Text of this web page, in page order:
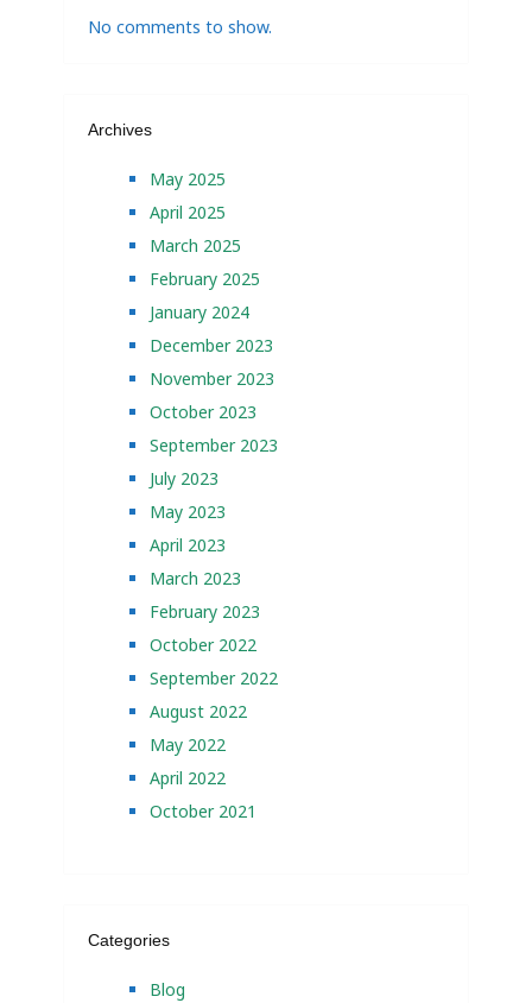
No comments to show.
Archives
May 2025
April 2025
March 2025
February 2025
January 2024
December 2023
November 2023
October 2023
September 2023
July 2023
May 2023
April 2023
March 2023
February 2023
October 2022
September 2022
August 2022
May 2022
April 2022
October 2021
Categories
Blog